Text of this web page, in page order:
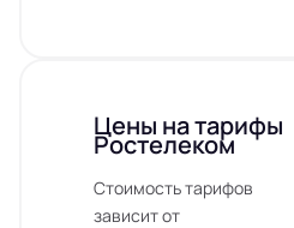
Цены на тарифы
Ростелеком
Стоимость тарифов
зависит от